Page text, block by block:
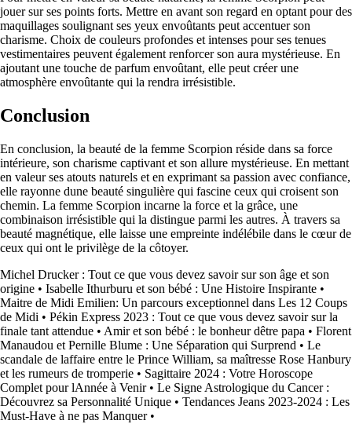
jouer sur ses points forts. Mettre en avant son regard en optant pour des
maquillages soulignant ses yeux envoûtants peut accentuer son
charisme. Choix de couleurs profondes et intenses pour ses tenues
vestimentaires peuvent également renforcer son aura mystérieuse. En
ajoutant une touche de parfum envoûtant, elle peut créer une
atmosphère envoûtante qui la rendra irrésistible.
Conclusion
En conclusion, la beauté de la femme Scorpion réside dans sa force
intérieure, son charisme captivant et son allure mystérieuse. En mettant
en valeur ses atouts naturels et en exprimant sa passion avec confiance,
elle rayonne dune beauté singulière qui fascine ceux qui croisent son
chemin. La femme Scorpion incarne la force et la grâce, une
combinaison irrésistible qui la distingue parmi les autres. À travers sa
beauté magnétique, elle laisse une empreinte indélébile dans le cœur de
ceux qui ont le privilège de la côtoyer.
Michel Drucker : Tout ce que vous devez savoir sur son âge et son
origine • Isabelle Ithurburu et son bébé : Une Histoire Inspirante •
Maitre de Midi Emilien: Un parcours exceptionnel dans Les 12 Coups
de Midi • Pékin Express 2023 : Tout ce que vous devez savoir sur la
finale tant attendue • Amir et son bébé : le bonheur dêtre papa • Florent
Manaudou et Pernille Blume : Une Séparation qui Surprend • Le
scandale de laffaire entre le Prince William, sa maîtresse Rose Hanbury
et les rumeurs de tromperie • Sagittaire 2024 : Votre Horoscope
Complet pour lAnnée à Venir• Le Signe Astrologique du Cancer :
Découvrez sa Personnalité Unique • Tendances Jeans 2023-2024 : Les
Must-Have à ne pas Manquer•